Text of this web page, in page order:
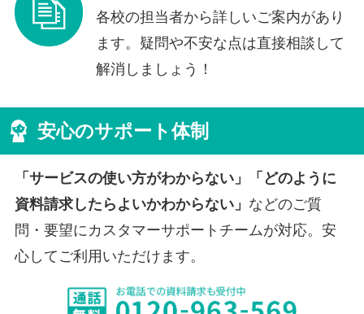
各校の担当者から詳しいご案内があり
ます。疑問や不安な点は直接相談して
解消しましょう！
安心のサポート体制
「サービスの使い方がわからない」「どのように
資料請求したらよいかわからない」 などのご質
問・要望にカスタマーサポートチームが対応。安
心してご利用いただけます。